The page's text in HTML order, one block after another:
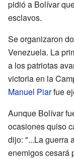
pidió a Bolívar
esclavos.
Se organizaron
Venezuela. La
a los patriotas
victoria en la
Manuel Piarfue
Aunque Bolívar
ocasiones quiso
dijo: "...La guerra
enemigos cesará